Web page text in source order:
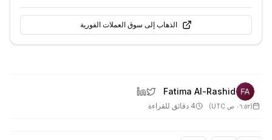
الذهاب إلى سوق العملات الفورية
Fatima Al-Rashid
(٠٦:٥٢ ص UTC ) 4 دقائق للقراءة